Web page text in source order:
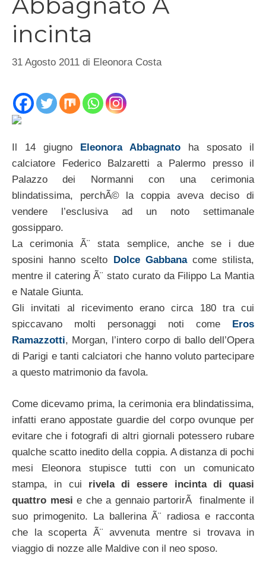
incinta
31 Agosto 2011 di Eleonora Costa
Il 14 giugno Eleonora Abbagnato ha sposato il
calciatore Federico Balzaretti a Palermo presso il
Palazzo dei Normanni con una cerimonia
blindatissima, perchÃ© la coppia aveva deciso di
vendere l’esclusiva ad un noto settimanale
gossipparo.
La cerimonia Ã¨ stata semplice, anche se i due
sposini hanno scelto
Dolce Gabbanacome stilista,
mentre il catering Ã¨ stato curato da Filippo La Mantia
e Natale Giunta.
Gli invitati al ricevimento erano circa 180 tra cui
spiccavano molti personaggi noti come
Eros
Ramazzotti, Morgan, l’intero corpo di ballo dell’Opera
di Parigi e tanti calciatori che hanno voluto partecipare
a questo matrimonio da favola.
Come dicevamo prima, la cerimonia era blindatissima,
infatti erano appostate guardie del corpo ovunque per
evitare che i fotografi di altri giornali potessero rubare
qualche scatto inedito della coppia. A distanza di pochi
mesi Eleonora stupisce tutti con un comunicato
stampa, in cui rivela di essere incinta di quasi
quattro mesi e che a gennaio partorirÃ finalmente il
suo primogenito. La ballerina Ã¨ radiosa e racconta
che la scoperta Ã¨ avvenuta mentre si trovava in
viaggio di nozze alle Maldive con il neo sposo.